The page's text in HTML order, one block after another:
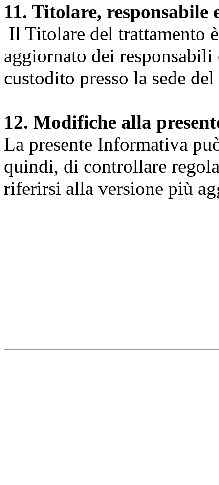
11. Titolare, responsabile
Il Titolare del trattamento
aggiornato dei
custodito presso la sede
12. Modifiche alla
La presente Informativa
quindi, di controllare
riferirsi alla versione più